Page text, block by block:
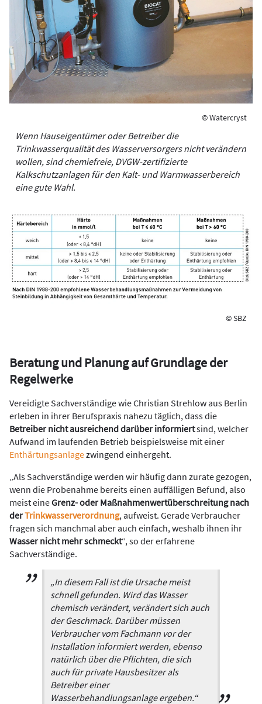
© Watercryst
Wenn Hauseigentümer oder Betreiber die
Trinkwasserqualität des Wasserversorgers nicht verändern
wollen, sind chemiefreie, DVGW-zertifizierte
Kalkschutzanlagen für den Kalt- und Warmwasserbereich
eine gute Wahl.
© SBZ
Beratung und Planung auf Grundlage der
Regelwerke
Vereidigte Sachverständige wie Christian Strehlow aus Berlin
erleben in ihrer Berufs­praxis nahezu täglich, dass die
Betreiber nicht ausreichend darüber informiertsind, welcher
Aufwand im laufenden Betrieb beispielsweise mit einer
Enthärtungsanlagezwingend einhergeht.
„Als Sachverständige werden wir häufig dann zurate gezogen,
wenn die Probenahme ­bereits einen auffälligen Befund, ­also
meist eineGrenz- oder Maßnahmenwert­überschreitung nach
derTrinkwasserverordnung, aufweist. Gerade Verbraucher
fragen sich manchmal aber auch einfach, weshalb ihnen ihr
Wasser nicht mehr schmeckt“, so der erfahrene
Sachverständige.
„In diesem Fall ist die Ursache meist
schnell gefunden. Wird das Wasser
chemisch verändert, verändert sich auch
der Geschmack. Darüber müssen
Verbraucher vom Fachmann vor der
Installation informiert werden, ebenso
natürlich über die Pflichten, die sich
auch für private Hausbesitzer als
Betreiber einer
Wasserbehandlungsanlage ergeben.“